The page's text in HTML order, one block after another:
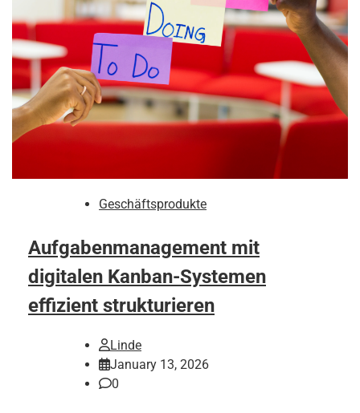
Geschäftsprodukte
Aufgabenmanagement mit
digitalen Kanban-Systemen
effizient strukturieren
Linde
January 13, 2026
0